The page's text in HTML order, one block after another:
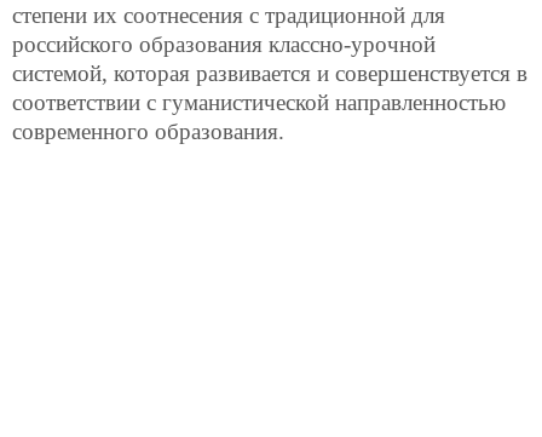
степени их соотнесения с традиционной для
российского образования классно-урочной
системой, которая развивается и совершенствуется в
соответствии с гуманистической направленностью
современного образования.